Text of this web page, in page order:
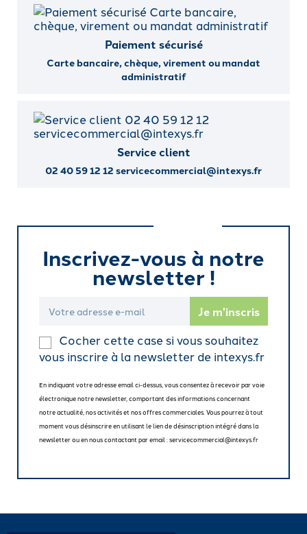
Paiement sécurisé
Carte bancaire, chèque, virement ou mandat
administratif
Service client
02 40 59 12 12 servicecommercial@intexys.fr
Inscrivez-vous à notre
newsletter !
Cocher cette case si vous souhaitez
vous inscrire à la newsletter de intexys.fr
En indiquant votre adresse email ci-dessus, vous consentez à recevoir par voie
électronique notre newsletter, comportant des informations concernant
notre actualité, nos activités et nos offres commerciales. Vous pourrez à tout
moment vous désinscrire en utilisant le lien de désinscription intégré dans la
newsletter ou en nous contactant par email : servicecommercial@intexys.fr